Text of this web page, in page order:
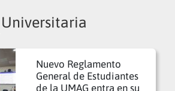
Nuevo Reglamento
General de Estudiantes
de la UMAG entra en su